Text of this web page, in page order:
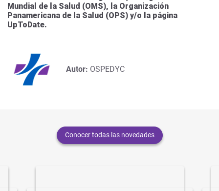
Mundial de la Salud (OMS), la Organización
Panamericana de la Salud (OPS) y/o la página
UpToDate.
Autor: OSPEDYC
Conocer todas las novedades